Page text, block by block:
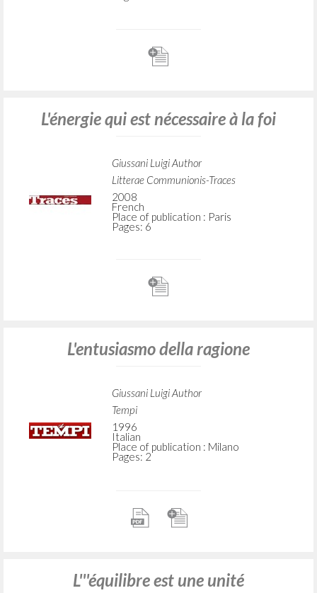
L'énergie qui est nécessaire à la foi
Giussani Luigi Author
Litterae Communionis-Traces
2008
French
Place of publication : Paris
Pages: 6
L'entusiasmo della ragione
Giussani Luigi Author
Tempi
1996
Italian
Place of publication : Milano
Pages: 2
L'''équilibre est une unité